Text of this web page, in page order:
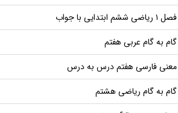
فصل ۱ ریاضی ششم ابتدایی با جواب
گام به گام عربی هفتم
معنی فارسی هفتم درس به درس
گام به گام ریاضی هشتم